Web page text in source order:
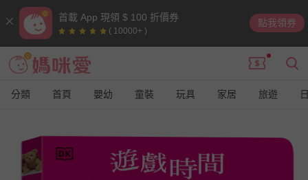
首載 App 現領 $ 100 折價券
( 10000+ )
點我領券
分類 首頁 嬰幼 童裝 玩具 家居 旅遊